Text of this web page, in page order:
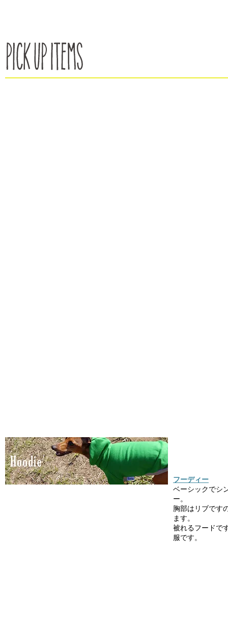
フーディー
ベーシックでシ
ー。
胸部はリブです
ます。
被れるフードで
服です。